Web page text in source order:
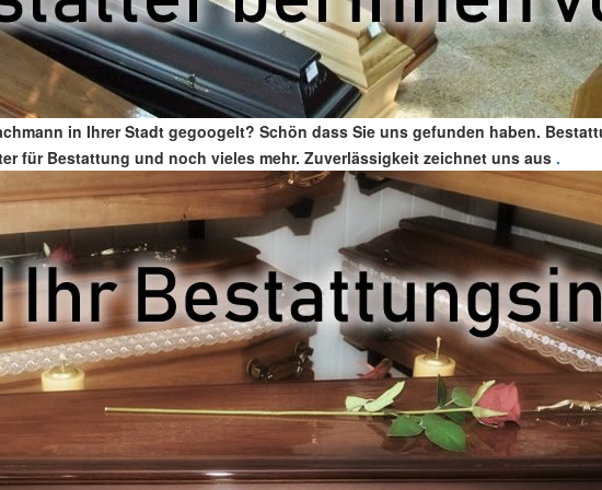
in Ihrer Stadt gegoogelt? Schön dass Sie uns gefunden haben.
für Bestattung und noch vieles mehr. Zuverlässigkeit zeichnet uns aus .